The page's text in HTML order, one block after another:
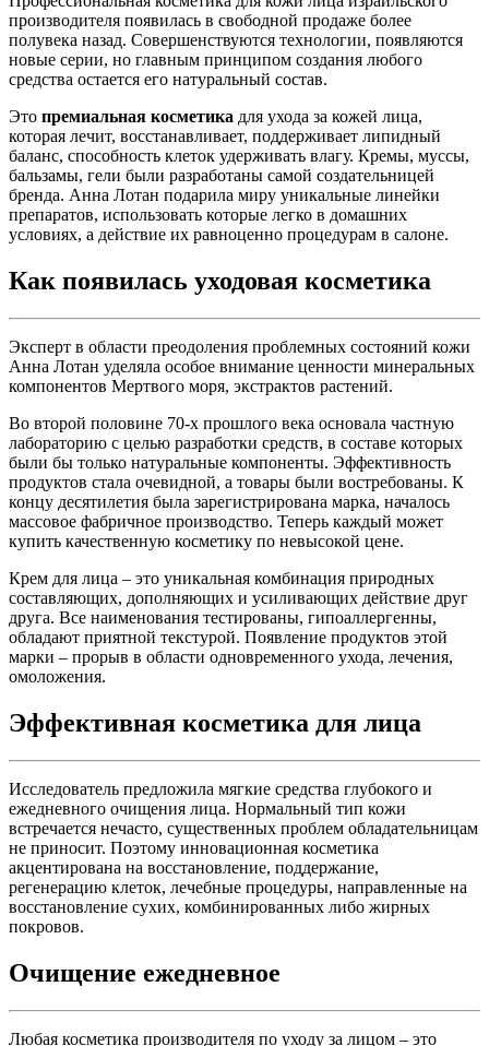
производителя появилась в свободной продаже более
полувека назад. Совершенствуются технологии, появляются
новые серии, но главным принципом создания любого
средства остается его натуральный состав.
Это премиальная косметика для ухода за кожей лица,
которая лечит, восстанавливает, поддерживает липидный
баланс, способность клеток удерживать влагу. Кремы, муссы,
бальзамы, гели были разработаны самой создательницей
бренда. Анна Лотан подарила миру уникальные линейки
препаратов, использовать которые легко в домашних
условиях, а действие их равноценно процедурам в салоне.
Как появилась уходовая косметика
Эксперт в области преодоления проблемных состояний кожи
Анна Лотан уделяла особое внимание ценности минеральных
компонентов Мертвого моря, экстрактов растений.
Во второй половине 70-х прошлого века основала частную
лабораторию с целью разработки средств, в составе которых
были бы только натуральные компоненты. Эффективность
продуктов стала очевидной, а товары были востребованы. К
концу десятилетия была зарегистрирована марка, началось
массовое фабричное производство. Теперь каждый может
купить качественную косметику по невысокой цене.
Крем для лица – это уникальная комбинация природных
составляющих, дополняющих и усиливающих действие друг
друга. Все наименования тестированы, гипоаллергенны,
обладают приятной текстурой. Появление продуктов этой
марки – прорыв в области одновременного ухода, лечения,
омоложения.
Эффективная косметика для лица
Исследователь предложила мягкие средства глубокого и
ежедневного очищения лица. Нормальный тип кожи
встречается нечасто, существенных проблем обладательницам
не приносит. Поэтому инновационная косметика
акцентирована на восстановление, поддержание,
регенерацию клеток, лечебные процедуры, направленные на
восстановление сухих, комбинированных либо жирных
покровов.
Очищение ежедневное
Любая косметика производителя по уходу за лицом – это